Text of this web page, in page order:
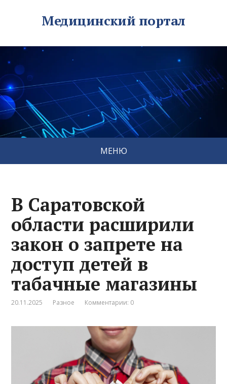
Медицинский портал
МЕНЮ
В Саратовской
области расширили
закон о запрете на
доступ детей в
табачные магазины
20.11.2025 Разное Комментарии: 0